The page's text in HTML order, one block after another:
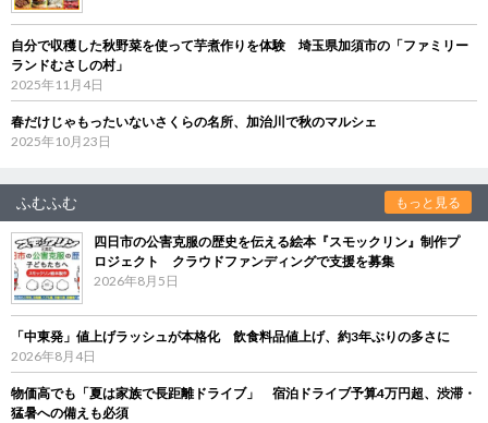
自分で収穫した秋野菜を使って芋煮作りを体験 埼玉県加須市の「ファミリー
ランドむさしの村」
2025年11月4日
春だけじゃもったいないさくらの名所、加治川で秋のマルシェ
2025年10月23日
ふむふむ もっと見る
四日市の公害克服の歴史を伝える絵本『スモックリン』制作プ
ロジェクト クラウドファンディングで支援を募集
2026年8月5日
「中東発」値上げラッシュが本格化 飲食料品値上げ、約3年ぶりの多さに
2026年8月4日
物価高でも「夏は家族で長距離ドライブ」 宿泊ドライブ予算4万円超、渋滞・
猛暑への備えも必須